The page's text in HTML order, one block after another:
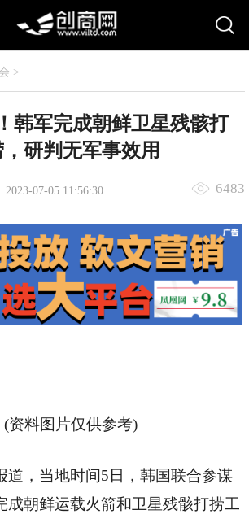
>
韩军完成朝鲜卫星残骸打
研判无军事效用
2023-07-05 11:56:30 6483
(资料图片仅供参考)
道，当地时间5日，韩国联合参谋
成朝鲜运载火箭和卫星残骸打捞工